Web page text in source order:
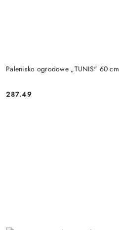
Palenisko ogrodowe „TUNIS" 60 cm
Cena:
287.49